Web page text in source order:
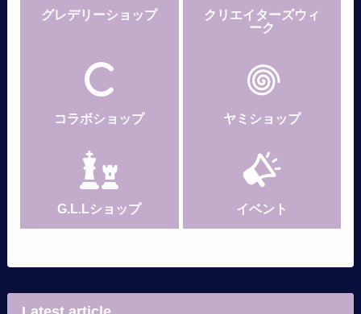
グレデリーショップ
クリエイターズウィ
ーク
コラボショップ ヤミショップ
G.L.Lショップ イベント